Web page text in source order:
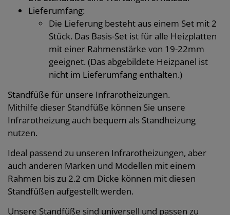
Lieferumfang:
Die Lieferung besteht aus einem Set mit 2
Stück. Das Basis-Set ist für alle Heizplatten
mit einer Rahmenstärke von 19-22mm
geeignet. (Das abgebildete Heizpanel ist
nicht im Lieferumfang enthalten.)
Standfüße für unsere Infrarotheizungen.
Mithilfe dieser Standfüße können Sie unsere
Infrarotheizung auch bequem als Standheizung
nutzen.
Ideal passend zu unseren Infrarotheizungen, aber
auch anderen Marken und Modellen mit einem
Rahmen bis zu 2.2 cm Dicke können mit diesen
Standfüßen aufgestellt werden.
Unsere Standfüße sind universell und passen zu